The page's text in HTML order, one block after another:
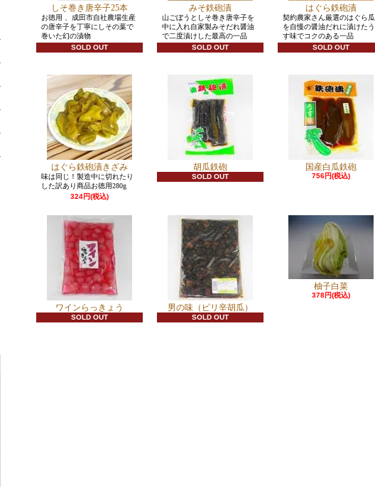
しそ巻き唐辛子25本
お徳用 、成田市自社農場生産
の唐辛子を丁寧にしその葉で
巻いた幻の漬物
SOLD OUT
みそ鉄砲漬
山ごぼうとしそ巻き唐辛子を
中に入れ自家製みそだれ醤油
で二度漬けした最高の一品
SOLD OUT
はぐら鉄砲漬
契約農家さん厳選のはぐら瓜
を自慢の醤油だれに漬けたう
す味でコクのある一品
SOLD OUT
はぐら鉄砲漬きざみ
味は同じ！製造中に切れたり
した訳あり商品お徳用280g
324円(税込)
胡瓜鉄砲
SOLD OUT
国産白瓜鉄砲
756円(税込)
ワインらっきょう
SOLD OUT
男の味（ピリ辛胡瓜）
SOLD OUT
柚子白菜
378円(税込)